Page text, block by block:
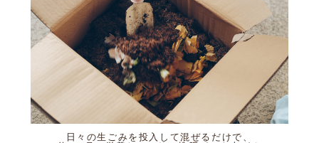
日々の生ごみを投入して混ぜるだけで、